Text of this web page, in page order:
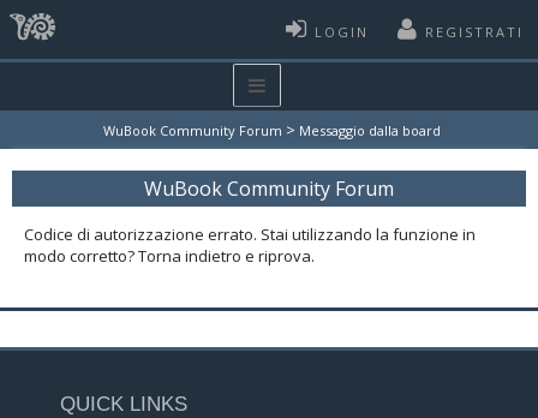
LOGIN REGISTRATI
WuBook Community Forum > Messaggio dalla board
WuBook Community Forum
Codice di autorizzazione errato. Stai utilizzando la funzione in
modo corretto? Torna indietro e riprova.
QUICK LINKS